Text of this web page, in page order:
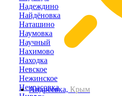
Андреевка, Крым
Надеждино
Найдёновка
Наташино
Наумовка
Научный
Нахимово
Находка
Невское
Нежинское
Некрасовка